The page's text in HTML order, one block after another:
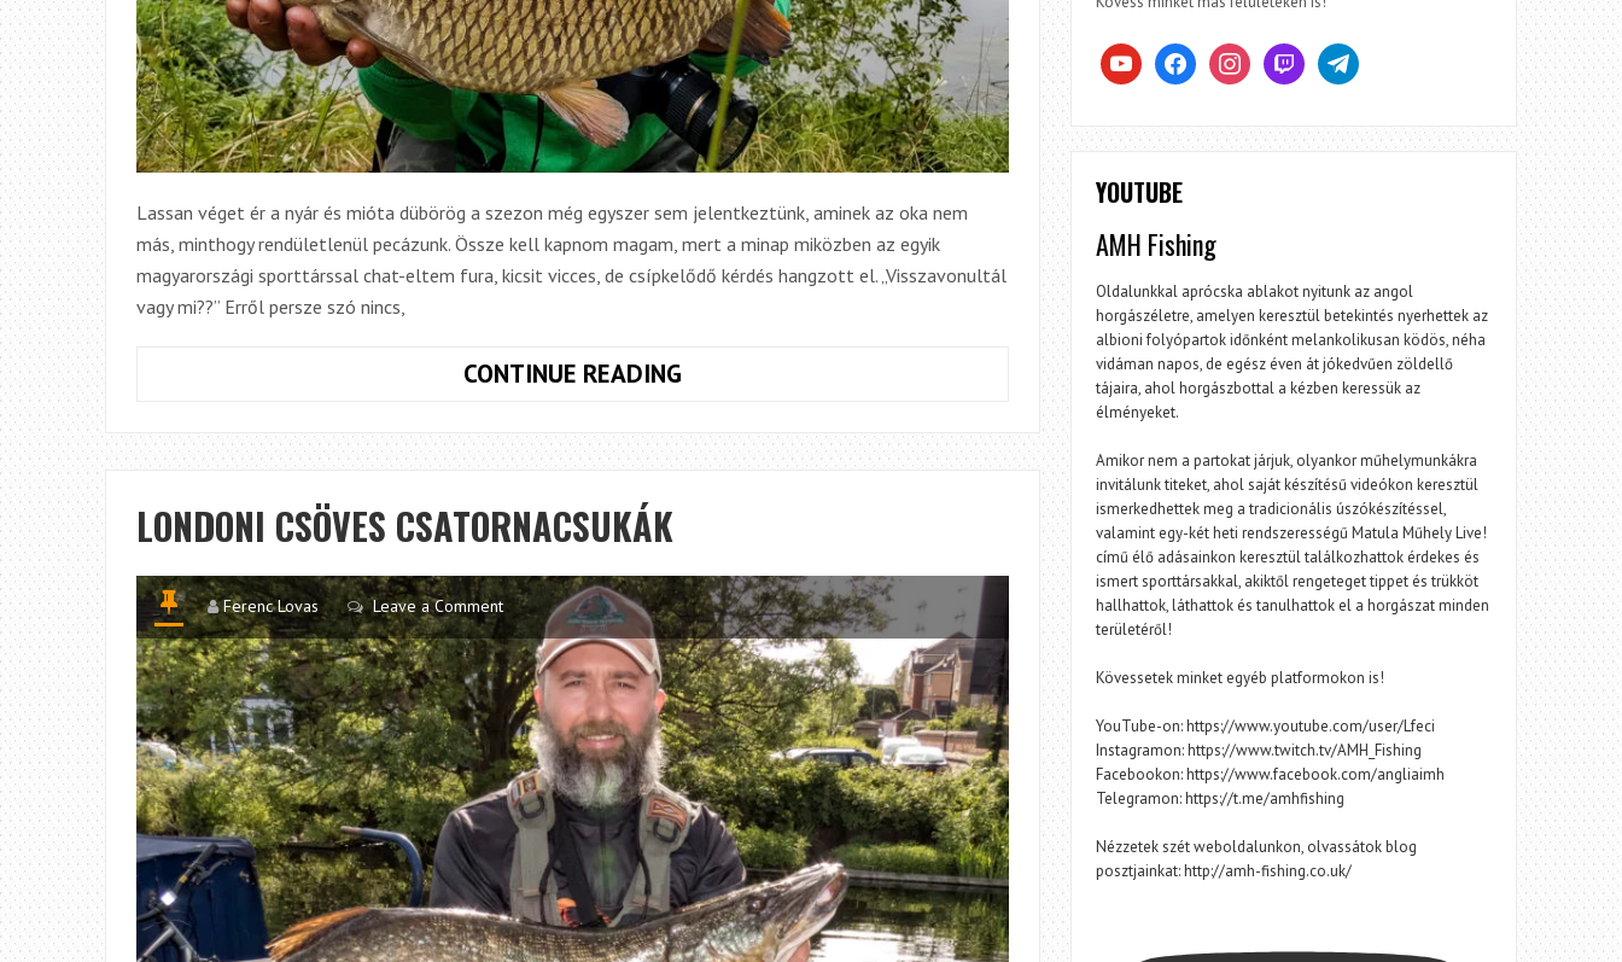
Lassan véget ér a nyár és mióta dübörög a szezon még egyszer sem jelentkeztünk, aminek az oka nem
más, minthogy rendületlenül pecázunk. Össze kell kapnom magam, mert a minap miközben az egyik
magyarországi sporttárssal chat-eltem fura, kicsit vicces, de csípkelődő kérdés hangzott el. „Visszavonultál
vagy mi??” Erről persze szó nincs,
CONTINUE READINGKIS
NAGY
HALAK
LONDONI CSÖVES CSATORNACSUKÁK
Ferenc Lovas Leave a Comment
youtubefacebookinstagramtwitch telegram
YOUTUBE
AMH Fishing
Oldalunkkal aprócska ablakot nyitunk az angol
horgászéletre, amelyen keresztül betekintés nyerhettek az
albioni folyópartok időnként melankolikusan ködös, néha
vidáman napos, de egész éven át jókedvűen zöldellő
tájaira, ahol horgászbottal a kézben keressük az
élményeket.
Amikor nem a partokat járjuk, olyankor műhelymunkákra
invitálunk titeket, ahol saját készítésű videókon keresztül
ismerkedhettek meg a tradicionális úszókészítéssel,
valamint egy-két heti rendszerességű Matula Műhely Live!
című élő adásainkon keresztül találkozhattok érdekes és
ismert sporttársakkal, akiktől rengeteget tippet és trükköt
hallhattok, láthattok és tanulhattok el a horgászat minden
területéről!
Kövessetek minket egyéb platformokon is!
YouTube-on: https://www.youtube.com/user/Lfeci
Instagramon: https://www.twitch.tv/AMH_Fishing
Facebookon: https://www.facebook.com/angliaimh
Telegramon: https://t.me/amhfishing
Nézzetek szét weboldalunkon, olvassátok blog
posztjainkat: http://amh-fishing.co.uk/